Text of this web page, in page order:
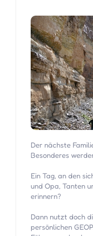
Der nächste
Besonderes
Ein Tag, an den
und Opa, Tanten
erinnern?
Dann nutzt doch
persönlichen